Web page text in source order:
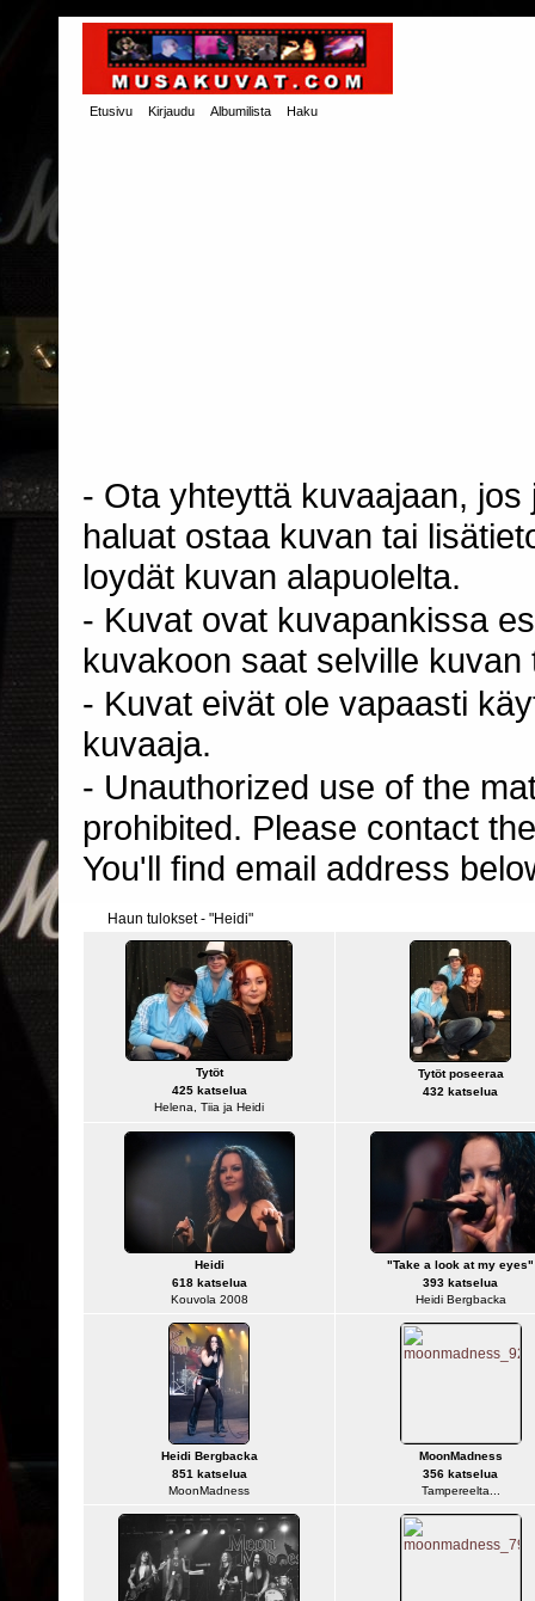
Etusivu Kirjaudu Albumilista Haku
- Ota yhteyttä kuvaajaan,
haluat ostaa kuvan tai
loydät kuvan alapuolelta.
- Kuvat ovat kuvapankissa
kuvakoon saat selville
- Kuvat eivät ole vapaasti
kuvaaja.
- Unauthorized use of the
prohibited. Please contact
You'll find email address
Haun tulokset - "Heidi"
Tytöt
425 katselua
Helena, Tiia ja Heidi
Tytöt poseeraa
432 katselua
Heidi
618 katselua
Kouvola 2008
"Take a look at my eyes"
393 katselua
Heidi Bergbacka
Heidi Bergbacka
851 katselua
MoonMadness
MoonMadness
356 katselua
Tampereelta...